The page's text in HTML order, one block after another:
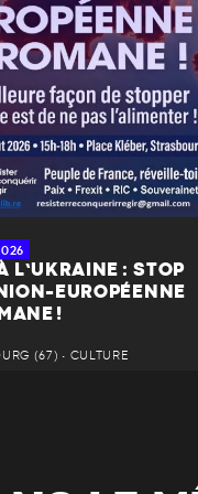
L’UKRAINE : STOP
EUROPÉENNE
!
(67) • CULTURE